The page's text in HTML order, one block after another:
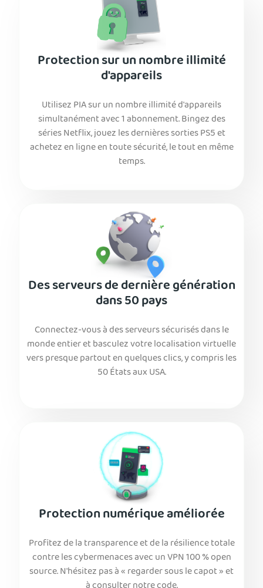
Protection sur un nombre illimité
d'appareils
Utilisez PIA sur un nombre illimité d'appareils
simultanément avec 1 abonnement. Bingez des
séries Netflix, jouez les dernières sorties PS5 et
achetez en ligne en toute sécurité, le tout en même
temps.
Des serveurs de dernière génération
dans 50 pays
Connectez-vous à des serveurs sécurisés dans le
monde entier et basculez votre localisation virtuelle
vers presque partout en quelques clics, y compris les
50 États aux USA.
Protection numérique améliorée
Profitez de la transparence et de la résilience totale
contre les cybermenaces avec un VPN 100 % open
source. N'hésitez pas à « regarder sous le capot » et